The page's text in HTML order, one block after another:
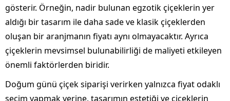
gösterir. Örneğin, nadir bulunan egzotik çiçeklerin yer
aldığı bir tasarım ile daha sade ve klasik çiçeklerden
oluşan bir aranjmanın fiyatı aynı olmayacaktır. Ayrıca
çiçeklerin mevsimsel bulunabilirliği de maliyeti etkileyen
önemli faktörlerden biridir.
Doğum günü çiçek siparişi verirken yalnızca fiyat odaklı
seçim yapmak yerine, tasarımın estetiği ve çiçeklerin